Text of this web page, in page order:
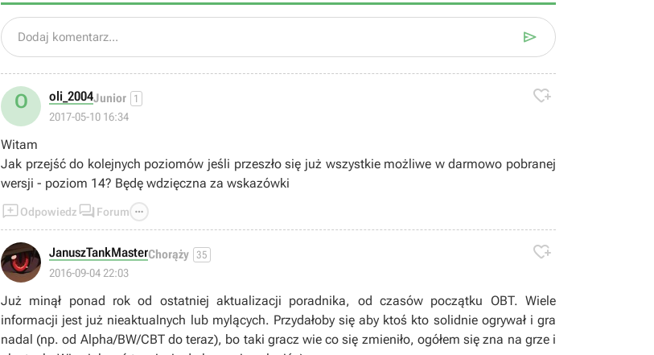
Dodaj komentarz... 
O oli_2004Junior 1
2017-05-10 16:34

Witam
Jak przejść do kolejnych poziomów jeśli przeszło się już wszystkie możliwe w darmowo pobranej
wersji - poziom 14? Będę wdzięczna za wskazówki
Odpowiedz  Forum 
JanuszTankMasterChorąży 35
2016-09-04 22:03

Już minął ponad rok od ostatniej aktualizacji poradnika, od czasów początku OBT. Wiele
informacji jest już nieaktualnych lub mylących. Przydałoby się aby ktoś kto solidnie ogrywał i gra
nadal (np. od Alpha/BW/CBT do teraz), bo taki gracz wie co się zmieniło, ogółem się zna na grze i